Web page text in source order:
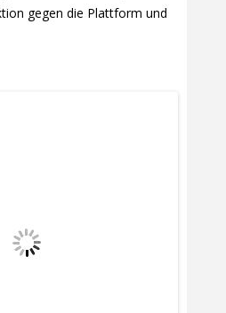
gegen die Plattform und